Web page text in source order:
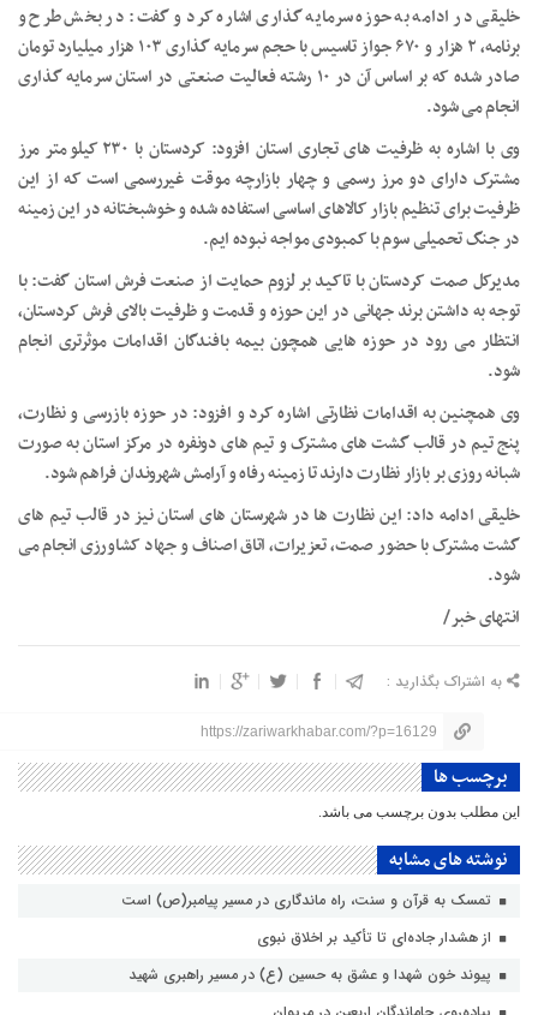
خلیقی در ادامه به حوزه سرمایه گذاری اشاره کرد و گفت: در بخش طرح و
برنامه، ۲ هزار و ۶۷۰ جواز تاسیس با حجم سرمایه گذاری ۱۰۳ هزار میلیارد تومان
صادر شده که بر اساس آن در ۱۰ رشته فعالیت صنعتی در استان سرمایه گذاری
انجام می شود.
وی با اشاره به ظرفیت های تجاری استان افزود: کردستان با ۲۳۰ کیلومتر مرز
مشترک دارای دو مرز رسمی و چهار بازارچه موقت غیررسمی است که از این
ظرفیت برای تنظیم بازار کالاهای اساسی استفاده شده و خوشبختانه در این زمینه
در جنگ تحمیلی سوم با کمبودی مواجه نبوده ایم.
مدیرکل صمت کردستان با تاکید بر لزوم حمایت از صنعت فرش استان گفت: با
توجه به داشتن برند جهانی در این حوزه و قدمت و ظرفیت بالای فرش کردستان،
انتظار می رود در حوزه هایی همچون بیمه بافندگان اقدامات موثرتری انجام
شود.
وی همچنین به اقدامات نظارتی اشاره کرد و افزود: در حوزه بازرسی و نظارت،
پنج تیم در قالب گشت های مشترک و تیم های دونفره در مرکز استان به صورت
شبانه روزی بر بازار نظارت دارند تا زمینه رفاه و آرامش شهروندان فراهم شود.
خلیقی ادامه داد: این نظارت ها در شهرستان های استان نیز در قالب تیم های
گشت مشترک با حضور صمت، تعزیرات، اتاق اصناف و جهاد کشاورزی انجام می
شود.
انتهای خبر/
به اشتراک بگذارید :
https://zariwarkhabar.com/?p=16129
برچسب ها
این مطلب بدون برچسب می باشد.
نوشته های مشابه
تمسک به قرآن و سنت، راه ماندگاری در مسیر پیامبر(ص) است
از هشدار جاده‌ای تا تأکید بر اخلاق نبوی
پیوند خون شهدا و عشق به حسین (ع) در مسیر راهبری شهید